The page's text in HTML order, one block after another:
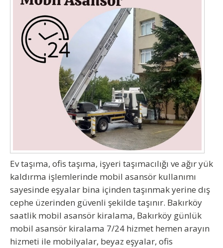
Ev taşıma, ofis taşıma, işyeri taşımacılığı ve ağır yük
kaldırma işlemlerinde mobil asansör kullanımı
sayesinde eşyalar bina içinden taşınmak yerine dış
cephe üzerinden güvenli şekilde taşınır. Bakırköy
saatlik mobil asansör kiralama, Bakırköy günlük
mobil asansör kiralama 7/24 hizmet hemen arayın
hizmeti ile mobilyalar, beyaz eşyalar, ofis